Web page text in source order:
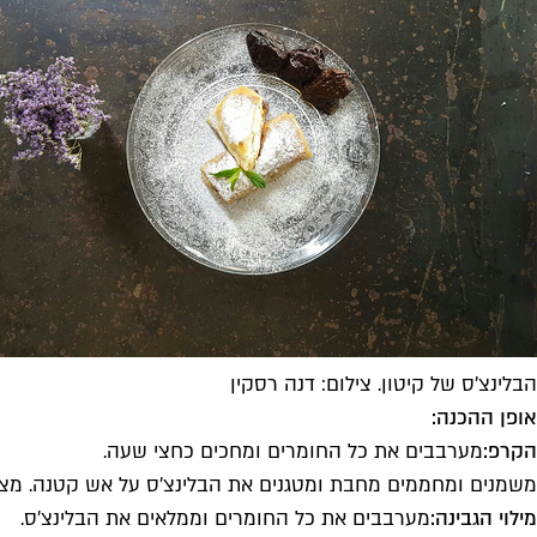
הבלינצ'ס של קיטון. צילום: דנה רסקין
אופן ההכנה:
הקרפ:מערבבים את כל החומרים ומחכים כחצי שעה.
משמנים ומחממים מחבת ומטגנים את הבלינצ'ס על אש קטנה.
מילוי הגבינה:מערבבים את כל החומרים וממלאים את הבלינצ'ס.